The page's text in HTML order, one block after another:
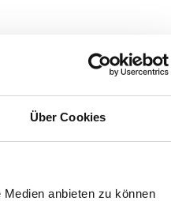
Über Cookies
anbieten zu können